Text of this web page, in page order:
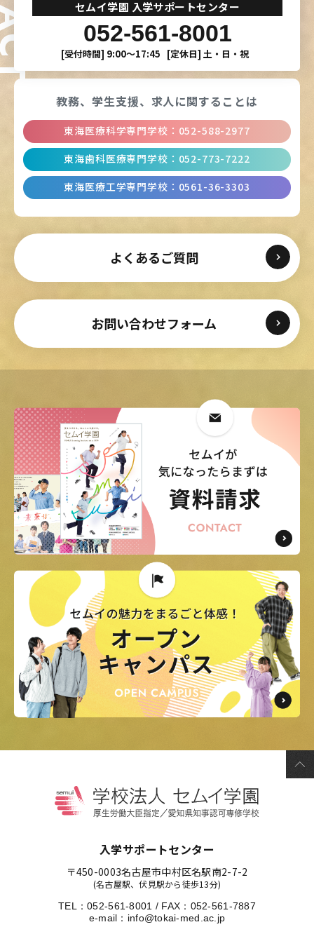
セムイ学園 入学サポートセンター
052-561-8001
[受付時間] 9:00〜17:45 [定休日] 土・日・祝
よくあるご質問
お問い合わせフォーム
教務、学生支援、 求人に関することは
東海医療科学専門学校 ： 052-588-2977
東海歯科医療専門学校 ： 052-773-7222
東海医療工学専門学校 ： 0561-36-3303
入学サポートセンター
〒450-0003名古屋市中村区名駅南2-7-2
(名古屋駅、伏見駅から徒歩13分)
TEL：052-561-8001 / FAX：052-561-7887
e-mail： info@tokai-med.ac.jp